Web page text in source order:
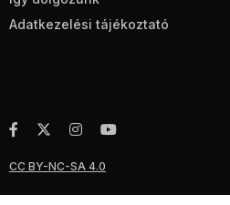
Adatkezelési tájékoztató
CC BY-NC-SA 4.0